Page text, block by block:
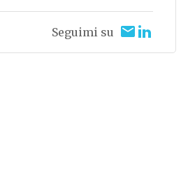
Seguimi su